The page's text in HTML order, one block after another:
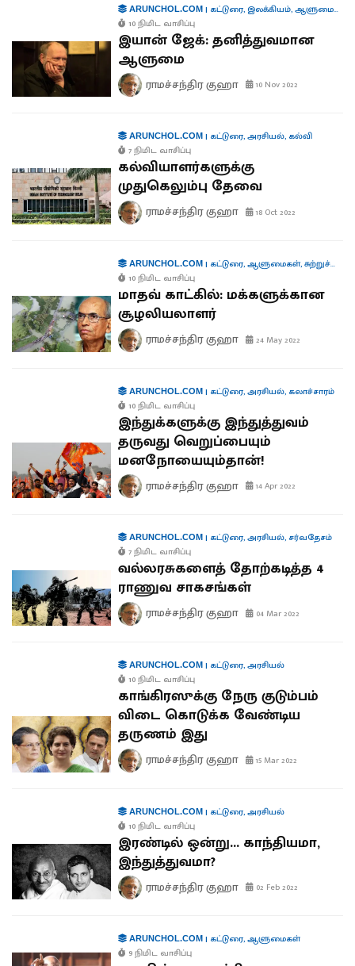
ARUNCHOL.COM| கட்டுரை, இலக்கியம்,ஆளுமைகள்
10 நிமிட வாசிப்பு
இயான் ஜேக்: தனித்துவமான
ஆளுமை
ராமச்சந்திர குஹா 10 Nov 2022
ARUNCHOL.COM| கட்டுரை,அரசியல், கல்வி
7 நிமிட வாசிப்பு
கல்வியாளர்களுக்கு
முதுகெலும்பு தேவை
ராமச்சந்திர குஹா 18 Oct 2022
ARUNCHOL.COM| கட்டுரை,ஆளுமைகள்,சுற்றுச்சூழல்
10 நிமிட வாசிப்பு
மாதவ் காட்கில்: மக்களுக்கான
சூழலியலாளர்
ராமச்சந்திர குஹா 24 May 2022
ARUNCHOL.COM| கட்டுரை,அரசியல், கலாச்சாரம்
10 நிமிட வாசிப்பு
இந்துக்களுக்கு இந்துத்துவம்
தருவது வெறுப்பையும்
மனநோயையும்தான்!
ராமச்சந்திர குஹா 14 Apr 2022
ARUNCHOL.COM| கட்டுரை,அரசியல், சர்வதேசம்
7 நிமிட வாசிப்பு
வல்லரசுகளைத் தோற்கடித்த 4
ராணுவ சாகசங்கள்
ராமச்சந்திர குஹா 04 Mar 2022
ARUNCHOL.COM| கட்டுரை,அரசியல்
10 நிமிட வாசிப்பு
காங்கிரஸுக்கு நேரு குடும்பம்
விடை கொடுக்க வேண்டிய
தருணம் இது
ராமச்சந்திர குஹா 15 Mar 2022
ARUNCHOL.COM| கட்டுரை,அரசியல்
10 நிமிட வாசிப்பு
இரண்டில் ஒன்று... காந்தியமா,
இந்துத்துவமா?
ராமச்சந்திர குஹா 02 Feb 2022
ARUNCHOL.COM| கட்டுரை,ஆளுமைகள்
9 நிமிட வாசிப்பு